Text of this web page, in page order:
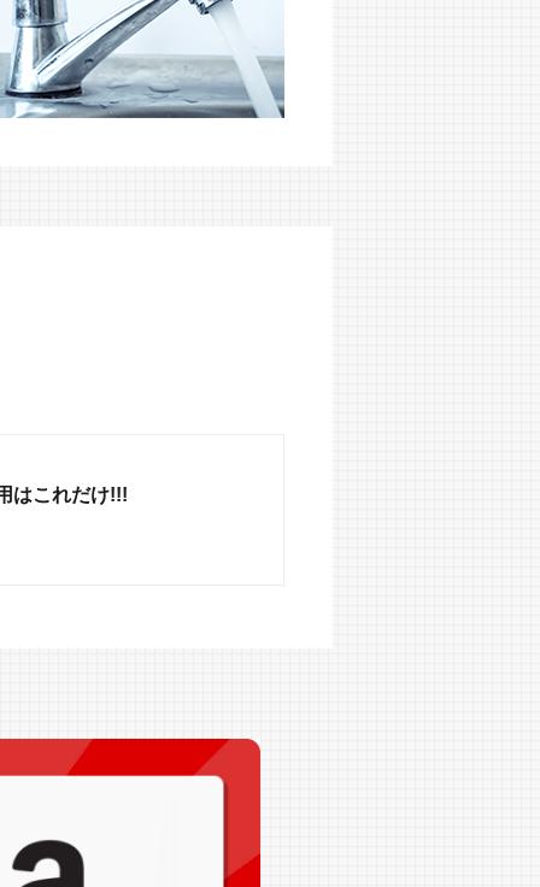
はこれだけ!!!